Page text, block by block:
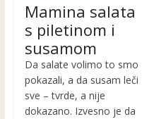
Mamina salata
s piletinom i
susamom
Da salate volimo to smo
pokazali, a da susam leči
sve – tvrde, a nije
dokazano. Izvesno je da